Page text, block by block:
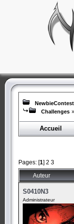
NewbieContest
Challenges »
Accueil
Pages: [1] 2 3
Auteur
S0410N3
Administrateur